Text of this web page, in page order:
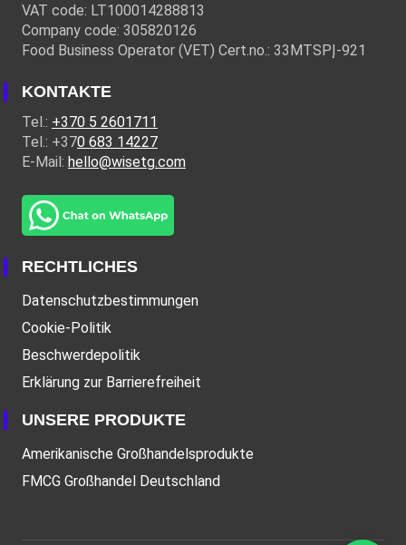
VAT code: LT100014288813
Company code: 305820126
Food Business Operator (VET) Cert.no.: 33MTSPĮ-921
KONTAKTE
Tel.: +370 5 2601711
Tel.: +370 683 14227
E-Mail: hello@wisetg.com
RECHTLICHES
Datenschutzbestimmungen
Cookie-Politik
Beschwerdepolitik
Erklärung zur Barrierefreiheit
UNSERE PRODUKTE
Amerikanische Großhandelsprodukte
FMCG Großhandel Deutschland